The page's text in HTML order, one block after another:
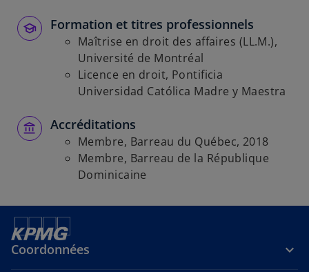
Formation et titres professionnels
Maîtrise en droit des affaires (LL.M.),
Université de Montréal
Licence en droit, Pontificia
Universidad Católica Madre y Maestra
Accréditations
Membre, Barreau du Québec, 2018
Membre, Barreau de la République
Dominicaine
Coordonnées